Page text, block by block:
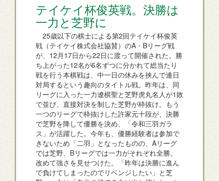
テイケイ杯俊英戦。決勝は
一力と芝野に
25歳以下の棋士による第2回テイケイ杯俊英
戦（テイケイ株式会社協賛）のA・Bリーグ戦
が、12月17日から22日に渡って開催された。勝
ち上がった12名が6名ずつに分かれて総当たり
戦を行う本棋戦は、中一日の休みを挟んで連日
対局するという趣向のタイトル戦。昨年は、同
リーグに入った一力遼棋聖と芝野虎丸名人が1敗
で並び、直接対決を制した芝野が枠抜け。もう
一つのリーグで枠抜けした許家元十段が、決勝
で芝野を降して優勝を決め、「令和三羽ガラ
ス」が活躍した。今年も、優勝経験者は参加で
きないため「二羽」となったものの、Aリーグ
では芝野、Bリーグでは一力がそれぞれ全勝。
改めて強さを見せつけた。「昨年は決勝に進ん
で負けてしまったのでリベンジしたい」と芝